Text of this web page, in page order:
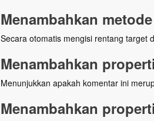
Menambahkan
Secara otomatis mengisi rentang target
Menambahkan
Menunjukkan apakah komentar ini
Menambahkan